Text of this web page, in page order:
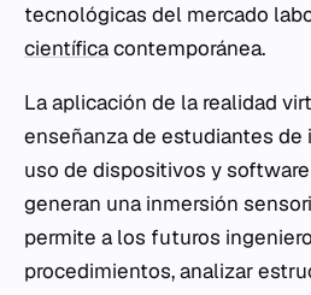
tecnológicas del mercado
científicacontemporánea.
La aplicación de la realidad
enseñanza de estudiantes de
uso de dispositivos y
generan una inmersión
permite a los futuros
procedimientos, analizar